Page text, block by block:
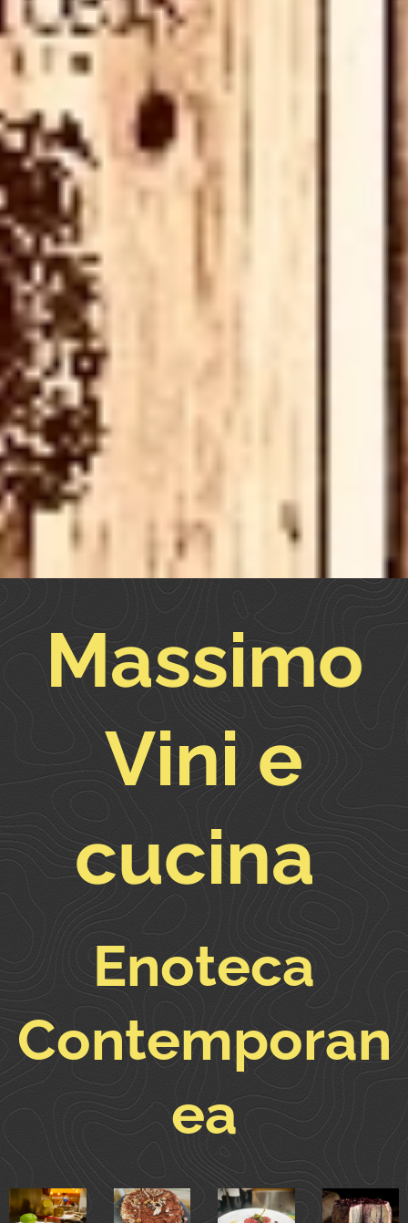
Massimo
Vini e
cucina
Enoteca
Contemporan
ea